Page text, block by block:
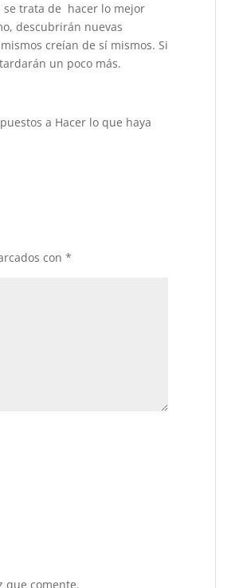
se trata de hacer lo mejor
descubrirán nuevas
creían de sí mismos. Si
un poco más.
a Hacer lo que haya
con *
que comente.